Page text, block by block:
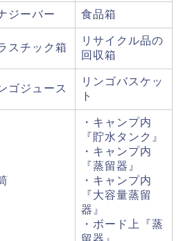
ジーバー 食品箱
スチック箱
リサイクル品の
回収箱
ゴジュース
リンゴバスケッ
ト
・キャンプ内
『貯水タンク』
・キャンプ内
『蒸留器』
・キャンプ内
『大容量蒸留
器』
・ボード上『蒸
留器』